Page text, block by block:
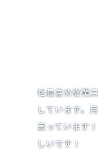
社長含め従業
しています。
思っています
しいです！